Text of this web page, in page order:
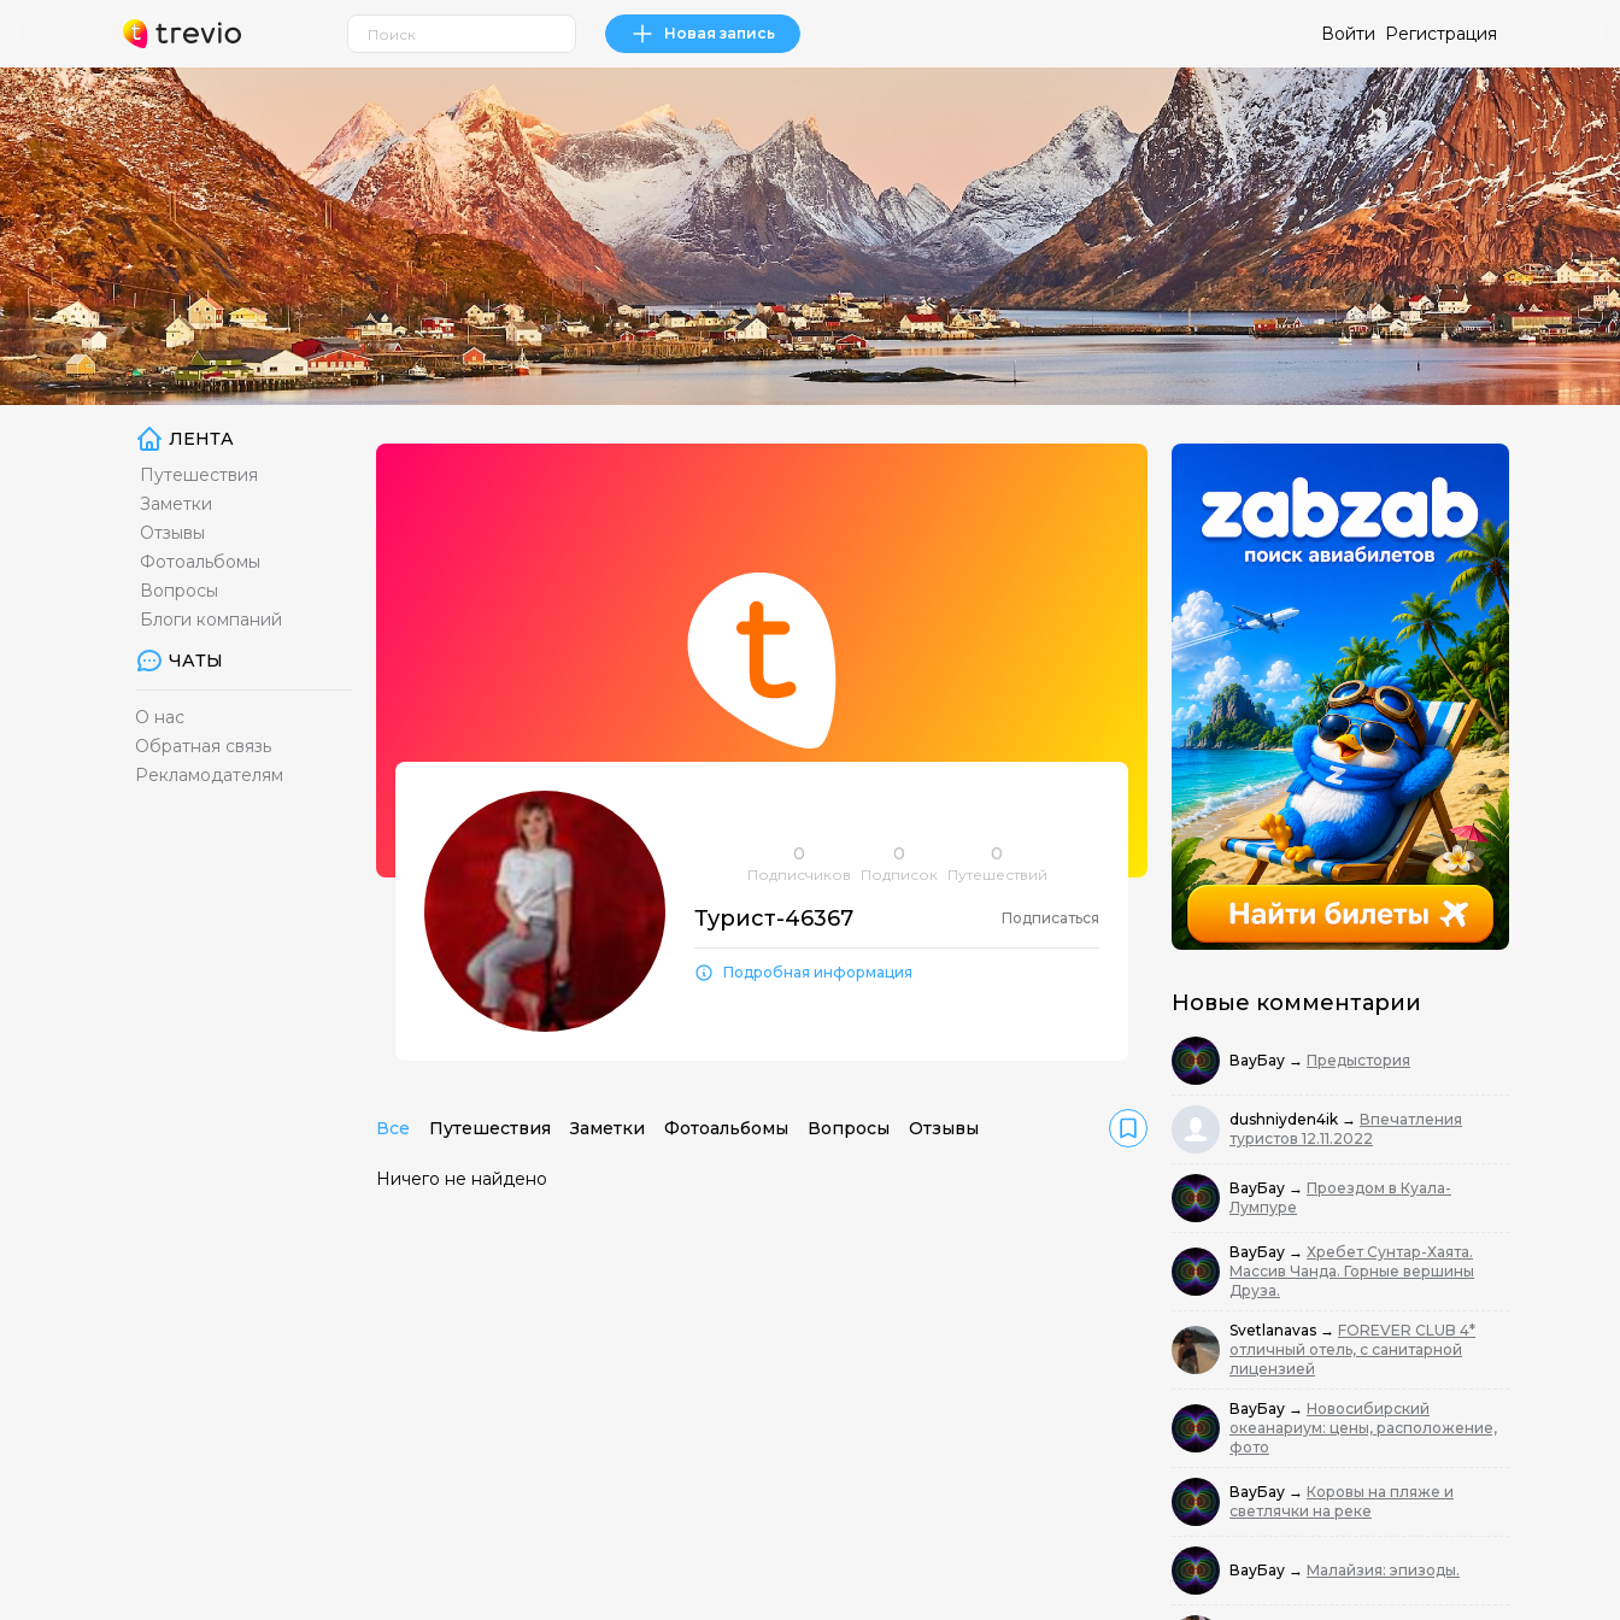
Новая запись Войти Регистрация
ЛЕНТА
Путешествия
Заметки
Отзывы
Фотоальбомы
Вопросы
Блоги компаний
ЧАТЫ
О нас
Обратная связь
Рекламодателям
Новые комментарии
ВауБау → Предыстория
dushniyden4ik → Впечатления
туристов 12.11.2022
ВауБау → Проездом в Куала-
Лумпуре
ВауБау → Хребет Сунтар-Хаята.
Массив Чанда. Горные вершины
Друза.
Svetlanavas → FOREVER CLUB 4*
отличный отель, с санитарной
лицензией
ВауБау → Новосибирский
океанариум: цены, расположение,
фото
ВауБау → Коровы на пляже и
светлячки на реке
ВауБау → Малайзия: эпизоды.
0
Подписчиков
0
Подписок
0
Путешествий
Турист-46367 Подписаться
Подробная информация
Все Путешествия Заметки Фотоальбомы Вопросы Отзывы
Ничего не найдено